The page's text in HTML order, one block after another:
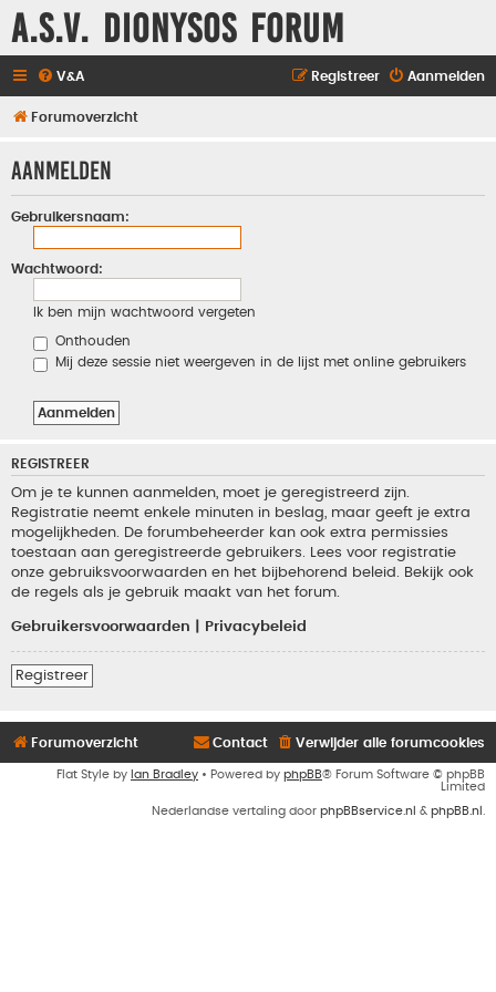
A.S.V. Dionysos Forum
V&A Aanmelden
Registreer
Forumoverzicht
Aanmelden
Gebruikersnaam:
Wachtwoord:
Ik ben mijn wachtwoord vergeten
Onthouden
Mij deze sessie niet weergeven in de lijst met online gebruikers
REGISTREER
Om je te kunnen aanmelden, moet je geregistreerd zijn.
Registratie neemt enkele minuten in beslag, maar geeft je extra
mogelijkheden. De forumbeheerder kan ook extra permissies
toestaan aan geregistreerde gebruikers. Lees voor registratie
onze gebruiksvoorwaarden en het bijbehorend beleid. Bekijk ook
de regels als je gebruik maakt van het forum.
Gebruikersvoorwaarden Privacybeleid
Registreer
Forumoverzicht Verwijder alle forumcookies
Contact
Flat Style by Ian Bradley • Powered by phpBB® Forum Software © phpBB
Limited
Nederlandse vertaling door phpBBservice.nl & phpBB.nl .